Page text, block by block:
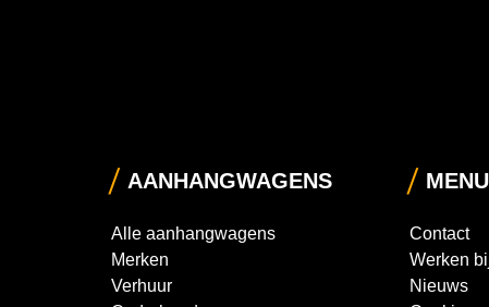
AANHANGWAGENS
Alle aanhangwagens
Merken
Verhuur
MENU
Contact
Werken
Nieuws